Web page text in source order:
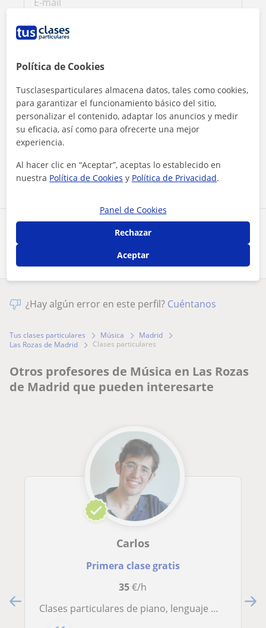
Comparte a este profesor
Al hacer clic, aceptas nuestroaviso legal y de privacidad
Contactar ahora
¿Hay algún error en este perfil? Cuéntanos
Tus clases particulares Música
Madrid
Las Rozas de Madrid
clases particulares
Otros profesores de Música en Las Rozas
de Madrid que pueden interesarte
Carlos
Primera clase gratis
35€/h
Clases particulares de piano, lenguaje musical, armonía y análisis
Política de Cookies
Tusclasesparticulares almacena datos, tales como cookies,
para garantizar el funcionamiento básico del sitio,
personalizar el contenido, adaptar los anuncios y medir
su eficacia, así como para ofrecerte una mejor
experiencia.
Al hacer clic en “Aceptar”, aceptas lo establecido en
nuestra Política de Cookies y Política de Privacidad.
Panel de Cookies
Rechazar
Aceptar